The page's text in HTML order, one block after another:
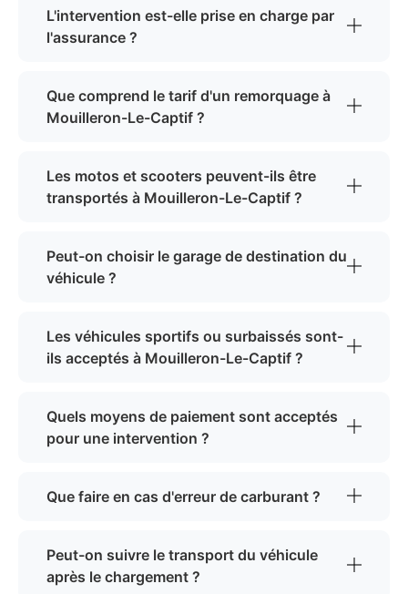
L'intervention est-elle prise en charge par
l'assurance ?
Que comprend le tarif d'un remorquage à
Mouilleron-Le-Captif ?
Les motos et scooters peuvent-ils être
transportés à Mouilleron-Le-Captif ?
Peut-on choisir le garage de destination du
véhicule ?
Les véhicules sportifs ou surbaissés sont-
ils acceptés à Mouilleron-Le-Captif ?
Quels moyens de paiement sont acceptés
pour une intervention ?
Que faire en cas d'erreur de carburant ?
Peut-on suivre le transport du véhicule
après le chargement ?